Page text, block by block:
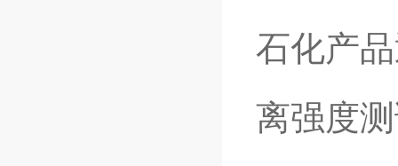
石化产
离强度